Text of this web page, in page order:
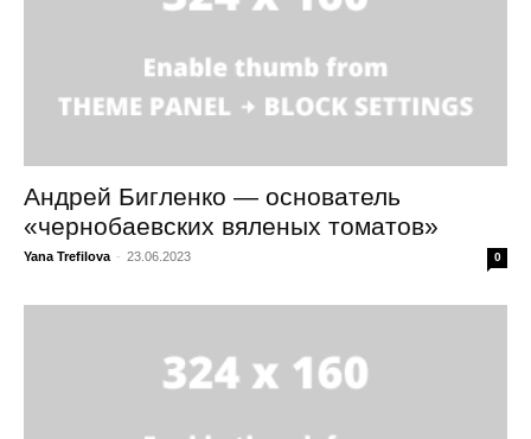
Андрей Бигленко — основатель
«чернобаевских вяленых томатов»
Yana Trefilova - 23.06.2023 0